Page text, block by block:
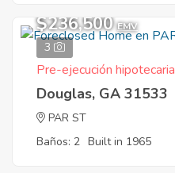
3
$236,500 EMV
Pre-ejecución hipotecaria
Douglas, GA 31533
PAR ST
Baños: 2 Built in 1965